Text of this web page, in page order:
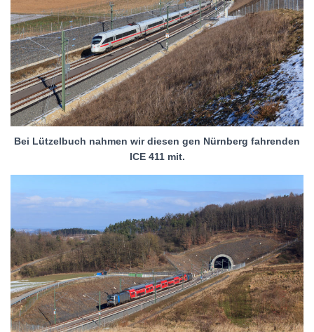
Bei Lützelbuch nahmen wir diesen gen Nürnberg fahrenden
ICE 411 mit.